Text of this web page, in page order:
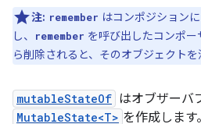
注: remember はコンポジション
し、
remember を呼び出したコンポ
ら削除されると、そのオブジェクトを
mutableStateOf はオブザーバ
MutableState<T> を作成しま